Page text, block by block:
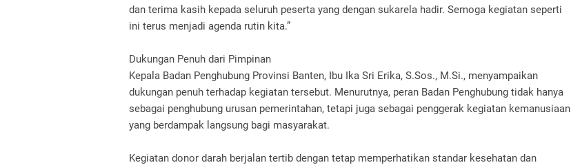
dan terima kasih kepada seluruh peserta yang dengan sukarela hadir. Semoga kegiatan seperti
ini terus menjadi agenda rutin kita.”
Dukungan Penuh dari Pimpinan
Kepala Badan Penghubung Provinsi Banten, Ibu Ika Sri Erika, S.Sos., M.Si., menyampaikan
dukungan penuh terhadap kegiatan tersebut. Menurutnya, peran Badan Penghubung tidak hanya
sebagai penghubung urusan pemerintahan, tetapi juga sebagai penggerak kegiatan kemanusiaan
yang berdampak langsung bagi masyarakat.
Kegiatan donor darah berjalan tertib dengan tetap memperhatikan standar kesehatan dan